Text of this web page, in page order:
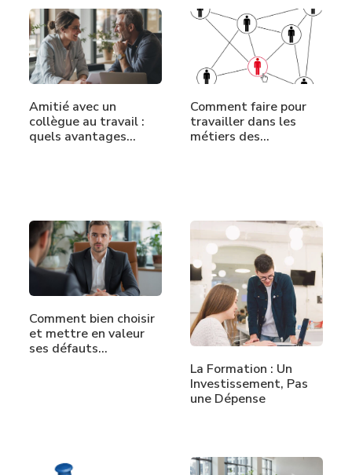
Amitié avec un
collègue au travail :
quels avantages…
Comment faire pour
travailler dans les
métiers des…
Comment bien choisir
et mettre en valeur
ses défauts…
La Formation : Un
Investissement, Pas
une Dépense